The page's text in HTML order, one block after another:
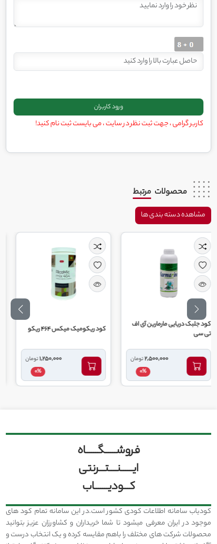
کاربر گرامی ، جهت ثبت نظر در سایت ، می بایست ثبت نام کنید!
محصولات مرتبط
مشاهده دسته بندی ها
مارمارین آی اف
2,500,000
تومان
کود ریکومیک میکس 464 ریکو
1,250,000
تومان
کود 10 52 10 گهر زای یزد
فروشــــــگــــــاه
ایــــــنــــتـــرنتی
کـــودیـــــــاب
کودیاب سامانه اطلاعات کودی کشور است.در این سامانه تمام کود های
موجود در ایران معرفی میشود تا شما خریداران و کشاورزان عزیز بتوانید
محصولات شرکت های مختلف را باهم مقایسه کرده و یک انتخاب درست و